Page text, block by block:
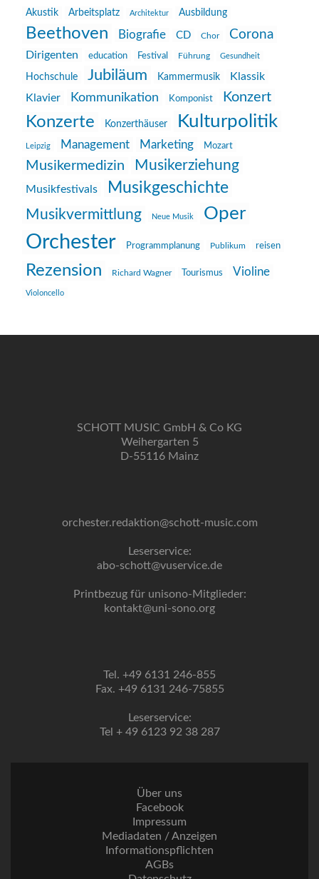
Akustik Arbeitsplatz Architektur Ausbildung
Beethoven Biografie CD Chor Corona
Dirigenten education Festival Führung Gesundheit
Hochschule Jubiläum Kammermusik
Klassik
Klavier
Kommunikation Komponist Konzert
Konzerte Konzerthäuser Kulturpolitik
Leipzig Management Marketing Mozart
Musikermedizin Musikerziehung
Musikfestivals Musikgeschichte
Musikvermittlung Neue Musik Oper
Orchester Programmplanung Publikum reisen
Rezension Richard Wagner Tourismus Violine
Violoncello
SCHOTT MUSIC GmbH & Co KG
Weihergarten 5
D-55116 Mainz
orchester.redaktion@schott-music.com
Leserservice:
abo-schott@vuservice.de
Printbezug für unisono-Mitglieder:
kontakt@uni-sono.org
Tel. +49 6131 246-855
Fax. +49 6131 246-75855
Leserservice:
Tel + 49 6123 92 38 287
Über uns
Facebook
Impressum
Mediadaten / Anzeigen
Informationspflichten
AGBs